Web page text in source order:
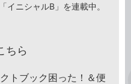
イニシャルB」を連載中。
ちら
トブック困った！＆便